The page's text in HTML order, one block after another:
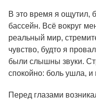
В это время я ощутил,
бассейн. Всё вокруг
реальный мир,
чувство, будто я
были слышны звуки.
спокойно: боль ушла,
Перед глазами